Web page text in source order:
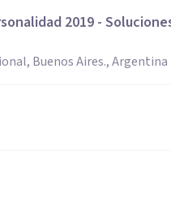
2019 - Soluciones
Buenos Aires., Argentina